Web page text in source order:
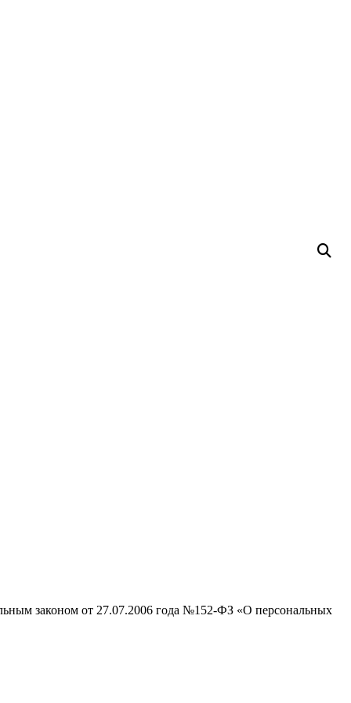
законом от 27.07.2006 года №152-ФЗ «О персональных